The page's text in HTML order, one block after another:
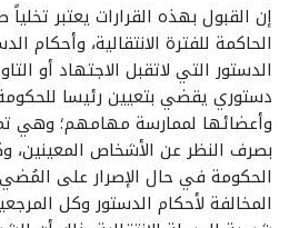
إن القبول بهذه القرارات يعتبر
الحاكمة للفترة الانتقالية، وأحكام
الدستور التي لاتقبل الاجتهاد أو
دستوري يقضي بتعيين رئيسا
وأعضائها لممارسة مهامهم؛ وهي
بصرف النظر عن الأشخاص
الحكومة في حال الإصرار على
المخالفة لأحكام الدستور وكل